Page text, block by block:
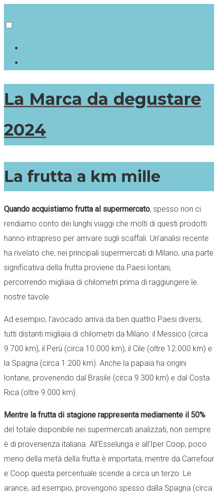
La Marca da degustare
2024
La frutta a km mille
Quando acquistiamo frutta al supermercato, spesso non ci
rendiamo conto dei lunghi viaggi che molti di questi prodotti
hanno intrapreso per arrivare sugli scaffali. Un’analisi recente
ha rivelato che, nei principali supermercati di Milano, una parte
significativa della frutta proviene da Paesi lontani,
percorrendo migliaia di chilometri prima di raggiungere le
nostre tavole.
Ad esempio, l’avocado arriva da ben quattro Paesi diversi,
tutti distanti migliaia di chilometri da Milano: il Messico (circa
9.700 km), il Perù (circa 10.000 km), il Cile (oltre 12.000 km) e
la Spagna (circa 1.200 km). Anche la papaia ha origini
lontane, provenendo dal Brasile (circa 9.300 km) e dal Costa
Rica (oltre 9.000 km).
Mentre la frutta di stagione rappresenta mediamente il 50%
del totale disponibile nei supermercati analizzati, non sempre
è di provenienza italiana. All’Esselunga e all’Iper Coop, poco
meno della metà della frutta è importata, mentre da Carrefour
e Coop questa percentuale scende a circa un terzo. Le
arance, ad esempio, provengono spesso dalla Spagna (circa